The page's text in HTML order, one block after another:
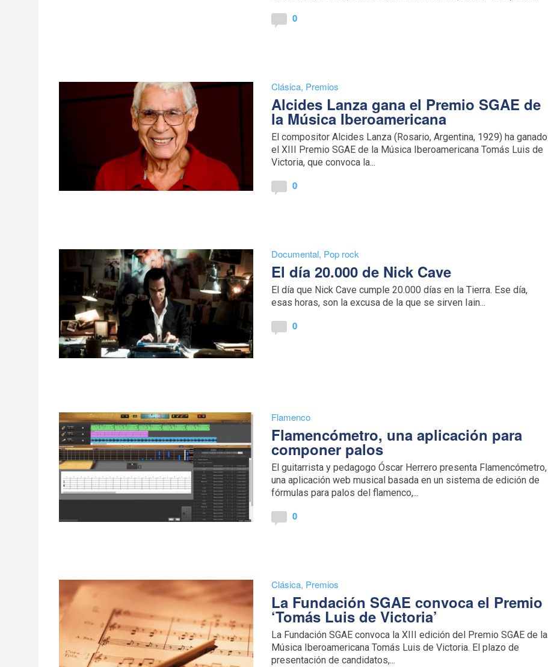
0
Clásica, Premios
Alcides Lanza gana el Premio SGAE de
la Música Iberoamericana
El compositor Alcides Lanza (Rosario, Argentina, 1929) ha ganado
el XIII Premio SGAE de la Música Iberoamericana Tomás Luis de
Victoria, que convoca la...
0
Documental, Pop rock
El día 20.000 de Nick Cave
El día que Nick Cave cumple 20.000 días en la Tierra. Ese día,
esas horas, son la excusa de la que se sirven Iain...
0
Flamenco
Flamencómetro, una aplicación para
componer palos
El guitarrista y pedagogo Óscar Herrero presenta Flamencómetro,
una aplicación web musical basada en un sistema de edición de
fórmulas para palos del flamenco,...
0
Clásica, Premios
La Fundación SGAE convoca el Premio
‘Tomás Luis de Victoria’
La Fundación SGAE convoca la XIII edición del Premio SGAE de la
Música Iberoamericana Tomás Luis de Victoria. El plazo de
presentación de candidatos,...